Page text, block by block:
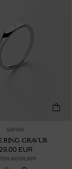
SAFIRA
RING GRAVUR
29.00 EUR